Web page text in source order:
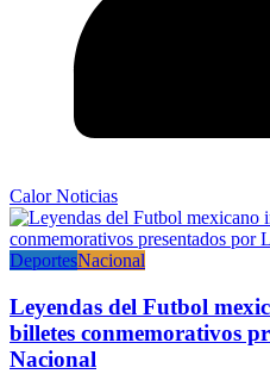
Calor Noticias
DeportesNacional
Leyendas del Futbol
billetes conmemorativos
Nacional